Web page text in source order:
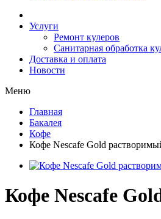
Услуги
Ремонт кулеров
Санитарная обработка
Доставка и оплата
Новости
Меню
Главная
Бакалея
Кофе
Кофе Nescafe Gold
Кофе Nescafe